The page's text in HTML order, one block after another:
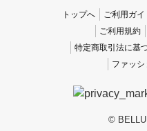
トップへ ご利用ガイ
ご利用規約
特定商取引法に基
ファッ
©